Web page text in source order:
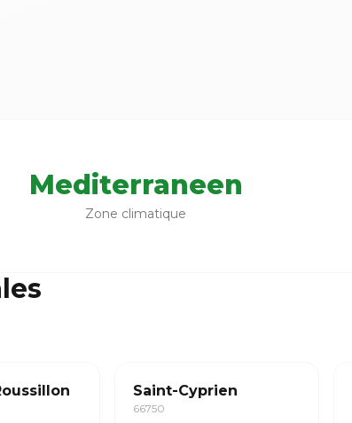
Mediterraneen
Zone climatique
Saint-Cyprien
66750